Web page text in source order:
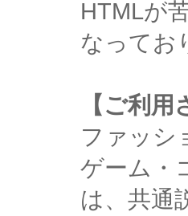
HTMLが
なってお
【ご利
ファッシ
ゲーム・
は、共通